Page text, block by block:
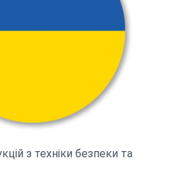
з техніки безпеки та